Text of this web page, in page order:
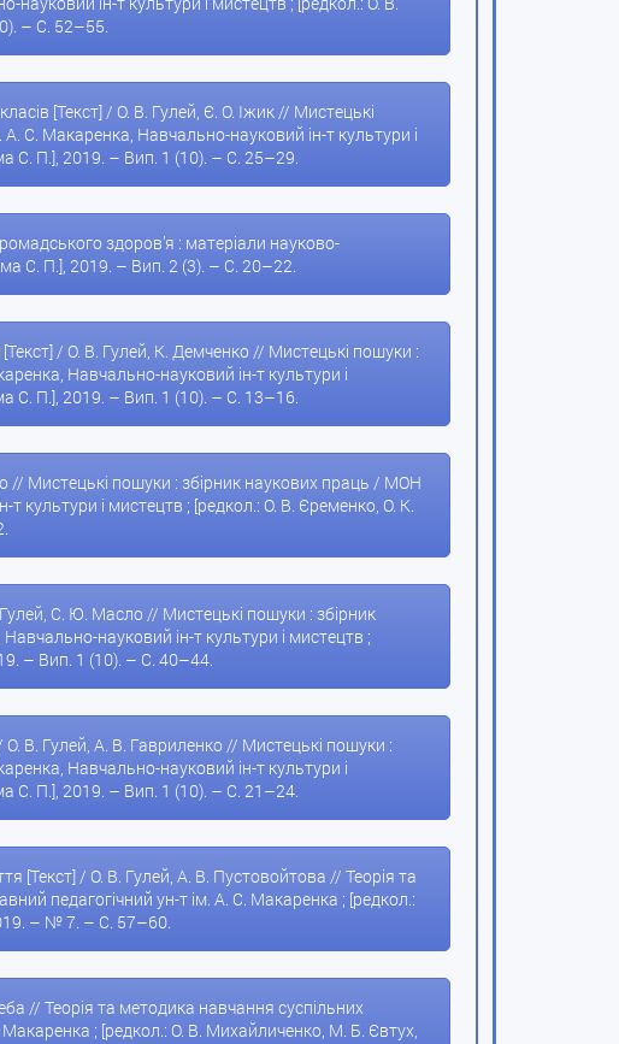
– С. 52–55.
[Текст] / О. В. Гулей, Є. О. Іжик // Мистецькі
С. Макаренка, Навчально-науковий ін-т культури і
С. П.], 2019. – Вип. 1 (10). – С. 25–29.
здоров’я : матеріали науково-
С. П.], 2019. – Вип. 2 (3). – С. 20–22.
/ О. В. Гулей, К. Демченко // Мистецькі пошуки :
Навчально-науковий ін-т культури і
С. П.], 2019. – Вип. 1 (10). – С. 13–16.
// Мистецькі пошуки : збірник наукових праць / МОН
культури і мистецтв ; [редкол.: О. В. Єременко, О. К.
С. Ю. Масло // Мистецькі пошуки : збірник
науковий ін-т культури і мистецтв ;
– Вип. 1 (10). – С. 40–44.
В. Гулей, А. В. Гавриленко // Мистецькі пошуки :
Навчально-науковий ін-т культури і
С. П.], 2019. – Вип. 1 (10). – С. 21–24.
[Текст] / О. В. Гулей, А. В. Пустовойтова // Теорія та
педагогічний ун-т ім. А. С. Макаренка ; [редкол.:
– № 7. – С. 57–60.
// Теорія та методика навчання суспільних
; [редкол.: О. В. Михайличенко, М. Б. Євтух,